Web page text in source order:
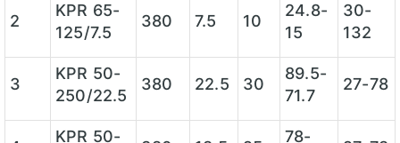
2
KPR 65-
125/7.5
380 7.5 10
24.8-
15
30-
132
3
KPR 50-
250/22.5
380 22.5 30
89.5-
71.7
27-78
KPR 50-
78-